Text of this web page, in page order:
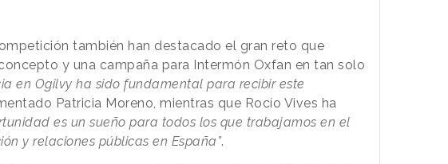
también han destacado el gran reto que
y una campaña para Intermón Oxfan en tan solo
en Ogilvy ha sido fundamental para recibir este
Patricia Moreno, mientras que Rocío Vives ha
es un sueño para todos los que trabajamos en el
y relaciones públicas en España”.